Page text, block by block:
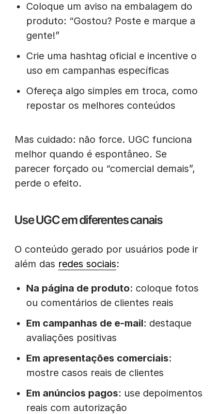
Coloque um aviso na embalagem do
produto: “Gostou? Poste e marque a
gente!”
Crie uma hashtag oficial e incentive o
uso em campanhas específicas
Ofereça algo simples em troca, como
repostar os melhores conteúdos
Mas cuidado: não force. UGC funciona
melhor quando é espontâneo. Se
parecer forçado ou “comercial demais”,
perde o efeito.
Use UGC em diferentes canais
O conteúdo gerado por usuários pode ir
além das redes sociais:
Na página de produto: coloque fotos
ou comentários de clientes reais
Em campanhas de e-mail: destaque
avaliações positivas
Em apresentações comerciais:
mostre casos reais de clientes
Em anúncios pagos: use depoimentos
reais com autorização